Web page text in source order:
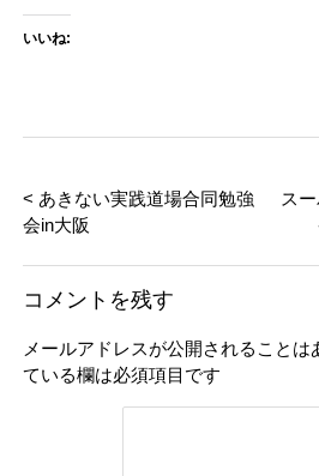
いいね:
< あきない実践道場合同勉強
会in大阪
ス
コメントを残す
メールアドレスが公開されることは
ている欄は必須項目です